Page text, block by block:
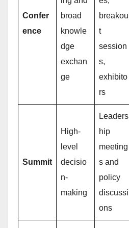
Confer
ence
broad
knowle
dge
exchan
ge
breakou
t
session
s,
exhibito
rs
Summit
High-
level
decisio
n-
making
Leaders
hip
meeting
s and
policy
discussi
ons